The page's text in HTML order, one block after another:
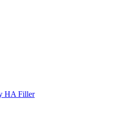
HA Filler